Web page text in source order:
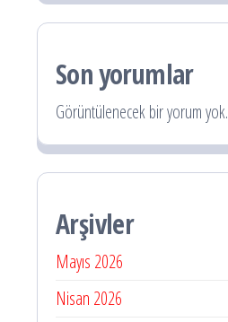
Son yorumlar
Görüntülenecek bir yorum yok.
Arşivler
Mayıs 2026
Nisan 2026